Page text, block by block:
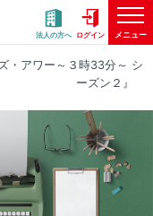
法人の方へ ログイン メニュー
・アワー～３時33分～ シ
ーズン２』